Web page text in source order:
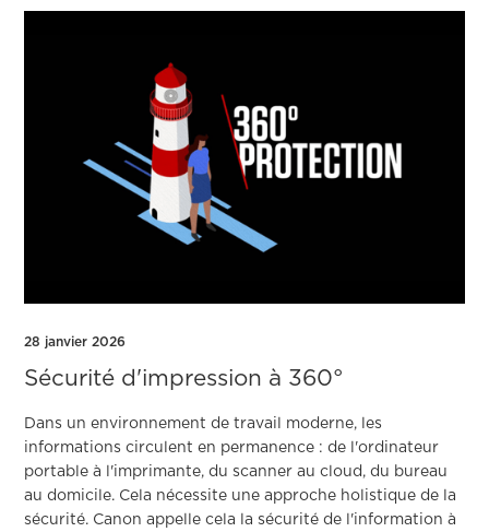
28 janvier 2026
Sécurité d'impression à 360°
Dans un environnement de travail moderne, les
informations circulent en permanence : de l'ordinateur
portable à l'imprimante, du scanner au cloud, du bureau
au domicile. Cela nécessite une approche holistique de la
sécurité. Canon appelle cela la sécurité de l'information à